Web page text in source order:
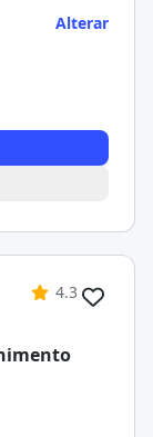
Alterar
4.3